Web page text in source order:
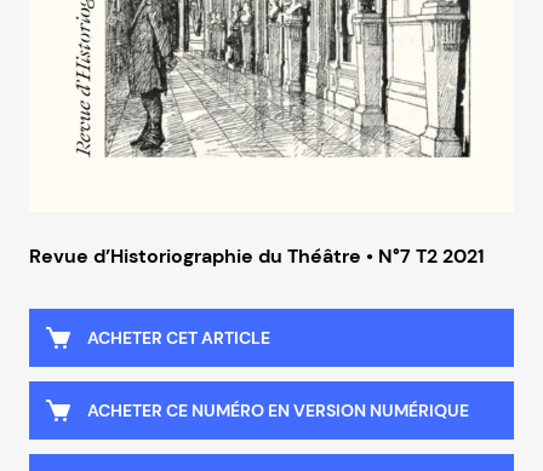
Revue d’Historiographie du Théâtre • N°7 T2 2021
ACHETER CET ARTICLE
ACHETER CE NUMÉRO EN VERSION NUMÉRIQUE